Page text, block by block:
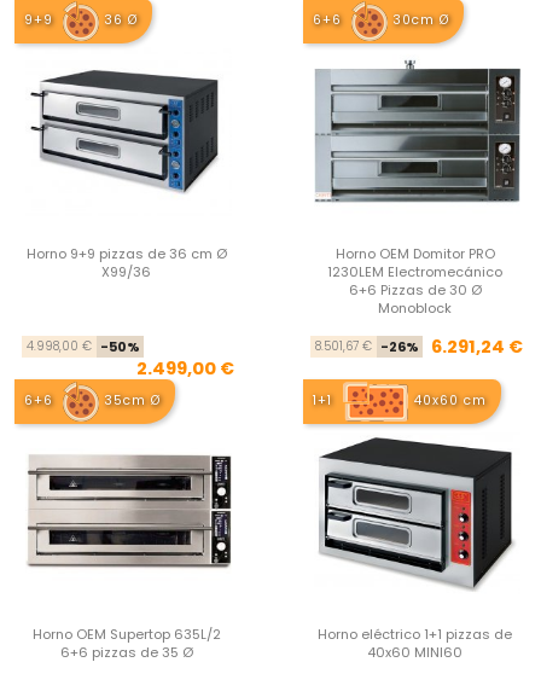
9+9 36 Ø
Horno 9+9 pizzas de 36 cm Ø
X99/36
Precio base
4.998,00 € -50%
2.499,00 €
6+6 30cm Ø
Horno OEM Domitor PRO
1230LEM Electromecánico
6+6 Pizzas de 30 Ø
Monoblock
8.501,67 € -26% 6.291,24 €
6+6 35cm Ø
Horno OEM Supertop 635L/2
6+6 pizzas de 35 Ø
1+1 40x60 cm
Horno eléctrico 1+1 pizzas de
40x60 MINI60